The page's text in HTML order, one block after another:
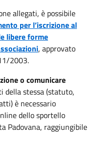
allegati, è possibile
per l’iscrizione al
libere forme
, approvato
2003.
o comunicare
della stessa (statuto,
è necessario
dello sportello
Padovana, raggiungibile